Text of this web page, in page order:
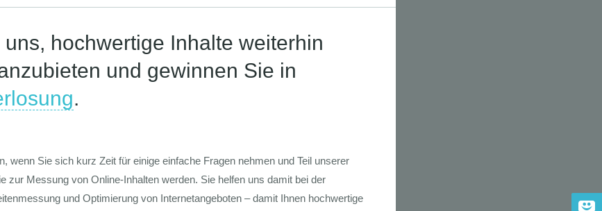
Die GIM Fahrradfahrer-
Typologie